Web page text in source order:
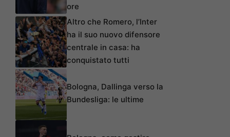
ore
Altro che Romero, l’Inter
ha il suo nuovo difensore
centrale in casa: ha
conquistato tutti
Bologna, Dallinga verso la
Bundesliga: le ultime